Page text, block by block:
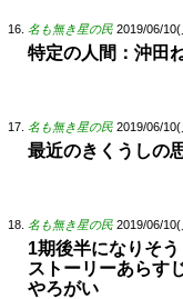
名も無き星の民 2019/06/10(
特定の人間：沖田
名も無き星の民 2019/06/
最近のきくうしの
名も無き星の民 2019/06/
1期後半になりそ
ストーリーあらす
やろがい